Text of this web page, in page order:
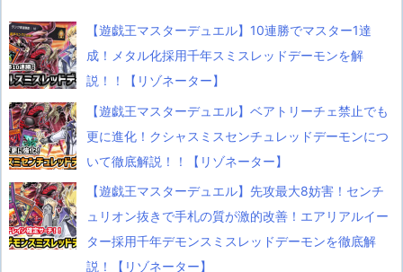
【遊戯王マスターデュエル】10連勝でマスター1達
成！メタル化採用千年スミスレッドデーモンを解
説！！【リゾネーター】
【遊戯王マスターデュエル】ベアトリーチェ禁止でも
更に進化！クシャスミスセンチュレッドデーモンにつ
いて徹底解説！！【リゾネーター】
【遊戯王マスターデュエル】先攻最大8妨害！センチ
ュリオン抜きで手札の質が激的改善！エアリアルイー
ター採用千年デモンスミスレッドデーモンを徹底解
説！【リゾネーター】